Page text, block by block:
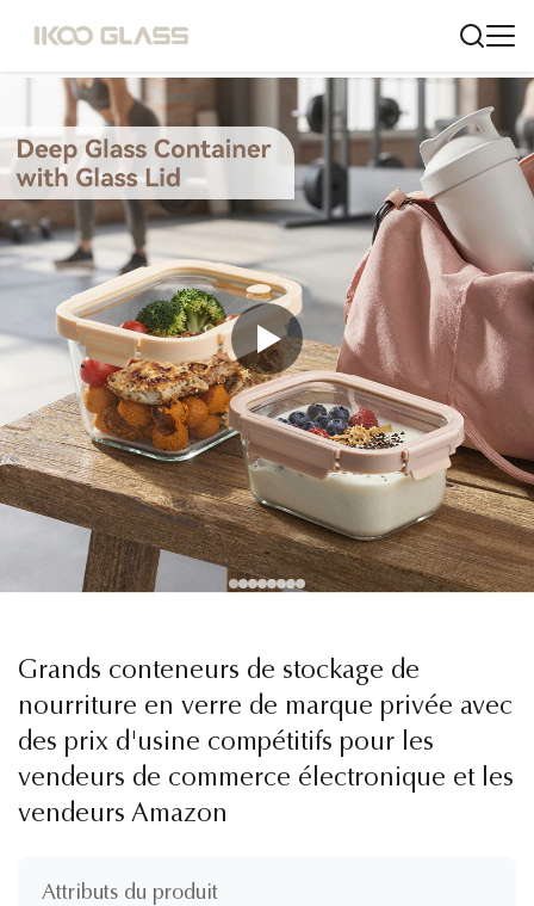
Grands conteneurs de stockage de
nourriture en verre de marque privée avec
des prix d'usine compétitifs pour les
vendeurs de commerce électronique et les
vendeurs Amazon
Attributs du produit